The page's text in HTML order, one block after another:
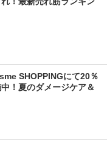
SHOPPINGにて20％
！夏のダメージケア＆